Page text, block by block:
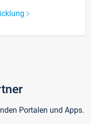
Portalen und Apps.